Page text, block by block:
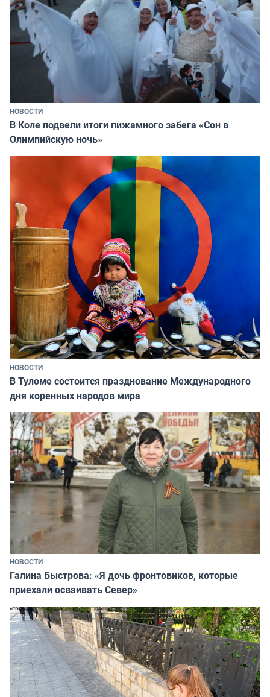
НОВОСТИ
В Коле подвели итоги пижамного забега «Сон в
Олимпийскую ночь»
НОВОСТИ
В Туломе состоится празднование Международного
дня коренных народов мира
НОВОСТИ
Галина Быстрова: «Я дочь фронтовиков, которые
приехали осваивать Север»